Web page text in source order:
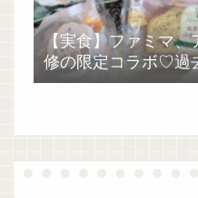
【実食】ファミマ
修の限定コラボ♡過
過ぎた！